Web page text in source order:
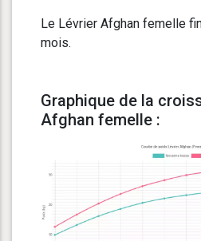
Le Lévrier Afghan femelle
mois.
Graphique de la
Afghan femelle :